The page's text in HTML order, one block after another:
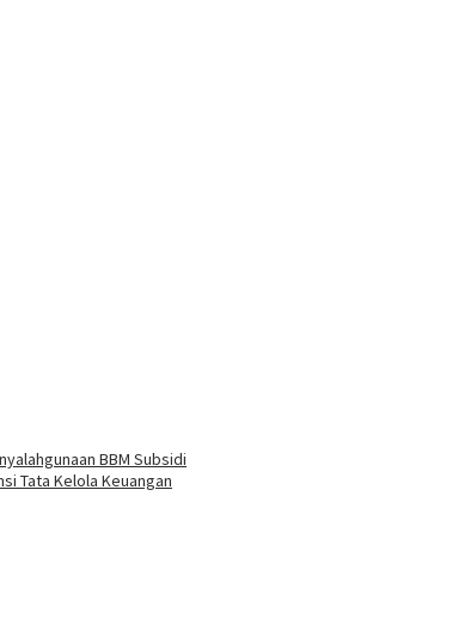
BBM Subsidi
Tata Kelola Keuangan